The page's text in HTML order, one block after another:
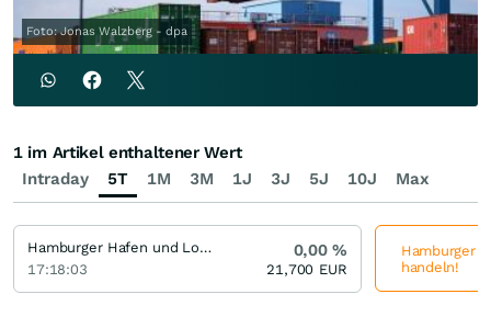
Foto: Jonas Walzberg - dpa
Intraday 5T 1M 3M 1J 3J 5J 10J Max
1 im Artikel enthaltener Wert
Hamburger Hafen und Logistik
17:18:03
0,00%
21,700 EUR
Hamburger
handeln!